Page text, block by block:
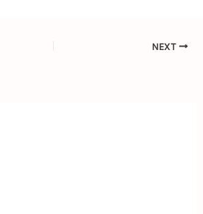
NEXT